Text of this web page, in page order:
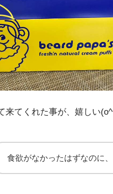
来てくれた事が、嬉しい
食欲がなかったはずなのに